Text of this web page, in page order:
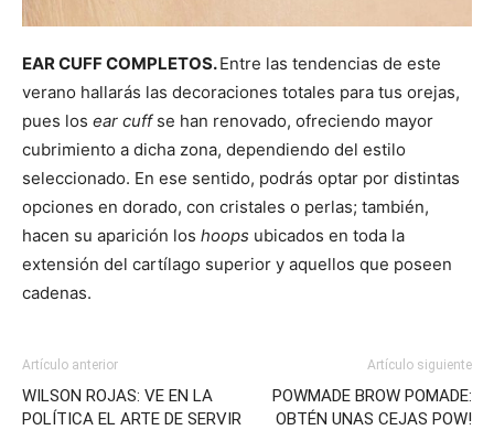
EAR CUFF COMPLETOS.Entre las tendencias de este
verano hallarás las decoraciones totales para tus orejas,
pues los ear cuff se han renovado, ofreciendo mayor
cubrimiento a dicha zona, dependiendo del estilo
seleccionado. En ese sentido, podrás optar por distintas
opciones en dorado, con cristales o perlas; también,
hacen su aparición los hoops ubicados en toda la
extensión del cartílago superior y aquellos que poseen
cadenas.
Artículo anterior
WILSON ROJAS: VE EN LA
POLÍTICA EL ARTE DE SERVIR
Artículo siguiente
POWMADE BROW POMADE:
OBTÉN UNAS CEJAS POW!